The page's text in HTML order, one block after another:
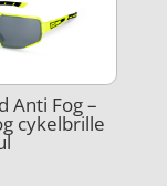
Anti Fog –
cykelbrille